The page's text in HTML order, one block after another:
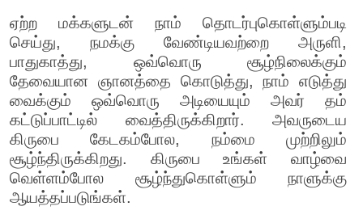
ஏற்ற மக்களுடன் நாம் தொடர்புகொள்ளும்படி
செய்து, நமக்கு வேண்டியவற்றை அருளி,
பாதுகாத்து, ஒவ்வொரு சூழ்நிலைக்கும்
தேவையான ஞானத்தை கொடுத்து, நாம் எடுத்து
வைக்கும் ஒவ்வொரு அடியையும் அவர் தம்
கட்டுப்பாட்டில் வைத்திருக்கிறார். அவருடைய
கிருபை கேடகம்போல, நம்மை முற்றிலும்
சூழ்ந்திருக்கிறது. கிருபை உங்கள் வாழ்வை
வெள்ளம்போல சூழ்ந்துகொள்ளும் நாளுக்கு
ஆயத்தப்படுங்கள்.